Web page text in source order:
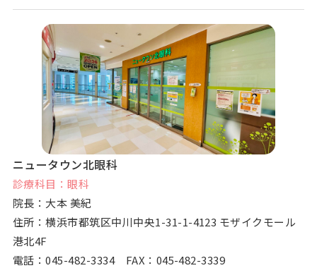
ニュータウン北眼科
診療科目：眼科
院長：大本 美紀
住所：横浜市都筑区中川中央1-31-1-4123 モザイクモール
港北4F
電話：045-482-3334FAX：045-482-3339